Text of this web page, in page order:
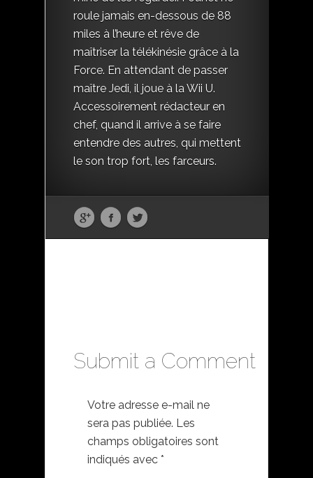
roule jamais en-dessous de 88
miles à l’heure et rêve de
maîtriser la télékinésie grâce à la
Force. En attendant de passer
maître Jedi, il joue à la Wii U.
Accessoirement rédacteur en
chef, quand il arrive à se faire
entendre des autres, qui mettent
le son trop fort, les farceurs.
Submit a Comment
Votre adresse e-mail ne
sera pas publiée. Les
champs obligatoires sont
indiqués avec *